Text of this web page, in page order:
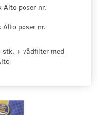
Alto poser nr.
Alto poser nr.
stk. + vådfilter med